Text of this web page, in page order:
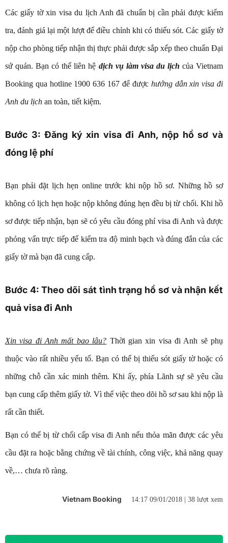
Các giấy tờ xin visa du lịch Anh đã chuẩn bị cần phải được kiểm
tra, đánh giá lại một lượt để điều chỉnh khi có thiếu sót. Các giấy tờ
nộp cho phòng tiếp nhận thị thực phải được sắp xếp theo chuẩn Đại
sứ quán. Bạn có thể liên hệ dịch vụ làm visa du lịch của Vietnam
Booking qua hotline 1900 636 167 để được hướng dẫn xin visa đi
Anh du lịch an toàn, tiết kiệm.
Bước 3: Đăng ký xin visa đi Anh, nộp hồ sơ và
đóng lệ phí
Bạn phải đặt lịch hẹn online trước khi nộp hồ sơ. Những hồ sơ
không có lịch hẹn hoặc nộp không đúng hẹn đều bị từ chối. Khi hồ
sơ được tiếp nhận, bạn sẽ có yêu cầu đóng phí visa đi Anh và được
phỏng vấn trực tiếp để kiểm tra độ minh bạch và đúng đắn của các
giấy tờ mà bạn đã cung cấp.
Bước 4: Theo dõi sát tình trạng hồ sơ và nhận kết
quả visa đi Anh
Xin visa đi Anh mất bao lâu? Thời gian xin visa đi Anh sẽ phụ
thuộc vào rất nhiều yếu tố. Bạn có thể bị thiếu sót giấy tờ hoặc có
những chỗ cần xác minh thêm. Khi ấy, phía Lãnh sự sẽ yêu cầu
bạn cung cấp thêm giấy tờ. Vì thế việc theo dõi hồ sơ sau khi nộp là
rất cần thiết.
Bạn có thể bị từ chối cấp visa đi Anh nếu thỏa mãn được các yêu
cầu đặt ra hoặc bằng chứng về tài chính, công việc, khả năng quay
về,… chưa rõ ràng.
Vietnam Booking 14:17 09/01/2018 | 38 lượt xem